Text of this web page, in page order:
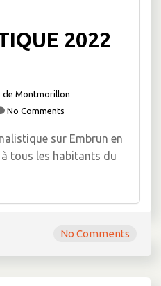
2022
de Montmorillon
No Comments
sur Embrun en
tous les habitants du
No Comments